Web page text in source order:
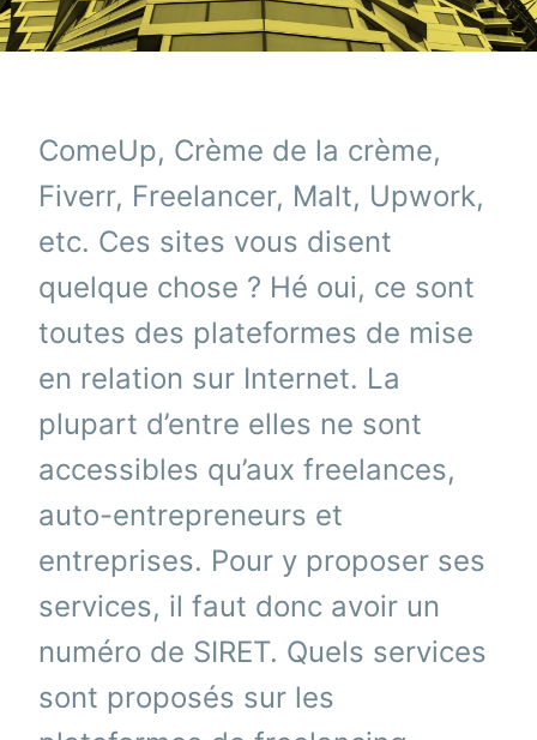
ComeUp, Crème de la crème,
Fiverr, Freelancer, Malt, Upwork,
etc. Ces sites vous disent
quelque chose ? Hé oui, ce sont
toutes des plateformes de mise
en relation sur Internet. La
plupart d’entre elles ne sont
accessibles qu’aux freelances,
auto-entrepreneurs et
entreprises. Pour y proposer ses
services, il faut donc avoir un
numéro de SIRET. Quels services
sont proposés sur les